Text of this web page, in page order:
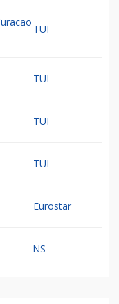
TUI
TUI
TUI
TUI
Eurostar
NS